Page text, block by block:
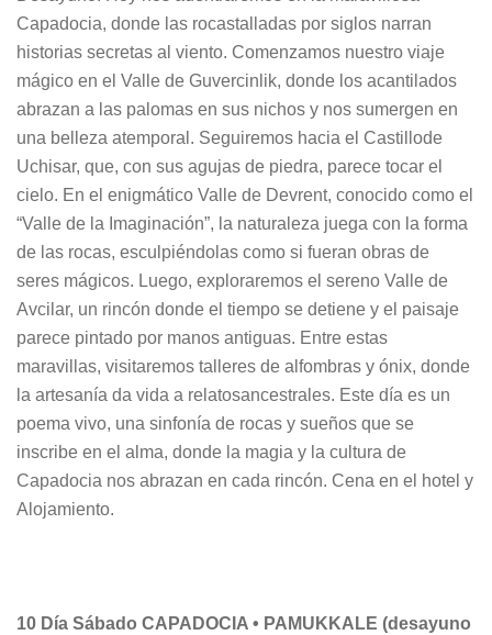
Capadocia, donde las rocastalladas por siglos narran
historias secretas al viento. Comenzamos nuestro viaje
mágico en el Valle de Guvercinlik, donde los acantilados
abrazan a las palomas en sus nichos y nos sumergen en
una belleza atemporal. Seguiremos hacia el Castillode
Uchisar, que, con sus agujas de piedra, parece tocar el
cielo. En el enigmático Valle de Devrent, conocido como el
“Valle de la Imaginación”, la naturaleza juega con la forma
de las rocas, esculpiéndolas como si fueran obras de
seres mágicos. Luego, exploraremos el sereno Valle de
Avcilar, un rincón donde el tiempo se detiene y el paisaje
parece pintado por manos antiguas. Entre estas
maravillas, visitaremos talleres de alfombras y ónix, donde
la artesanía da vida a relatosancestrales. Este día es un
poema vivo, una sinfonía de rocas y sueños que se
inscribe en el alma, donde la magia y la cultura de
Capadocia nos abrazan en cada rincón. Cena en el hotel y
Alojamiento.
10 Día Sábado CAPADOCIA • PAMUKKALE (desayuno